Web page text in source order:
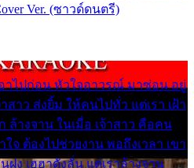
Ver. (ซาวด์ดนตรี)
อาไปก่อน หัวใจอาวรณ์ มาซ่อน อยู่
สาว ส่งยิ้ม ให้คนไปทั่ว แต่เรา เฝ้า
ล้างจาน ในเมื่อ เจ้าสาว คือคน
จ ต้องไปช่วยงาน พอถึงเวลา เขา
ง เฮฮาดังลั่น แต่เราล้างจาน